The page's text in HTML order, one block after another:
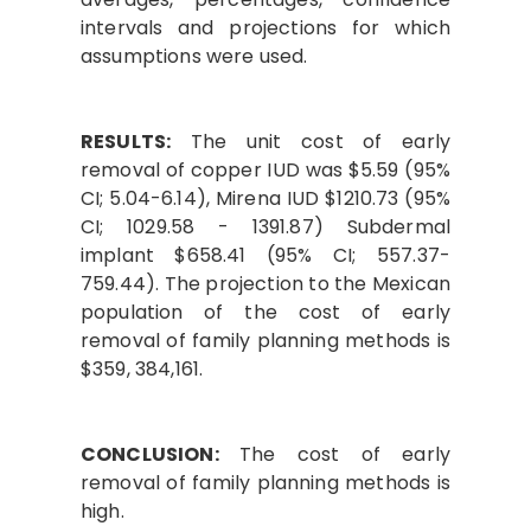
intervals and projections for which
assumptions were used.
RESULTS: The unit cost of early
removal of copper IUD was $5.59 (95%
CI; 5.04-6.14), Mirena IUD $1210.73 (95%
CI; 1029.58 - 1391.87) Subdermal
implant $658.41 (95% CI; 557.37-
759.44). The projection to the Mexican
population of the cost of early
removal of family planning methods is
$359, 384,161.
CONCLUSION: The cost of early
removal of family planning methods is
high.